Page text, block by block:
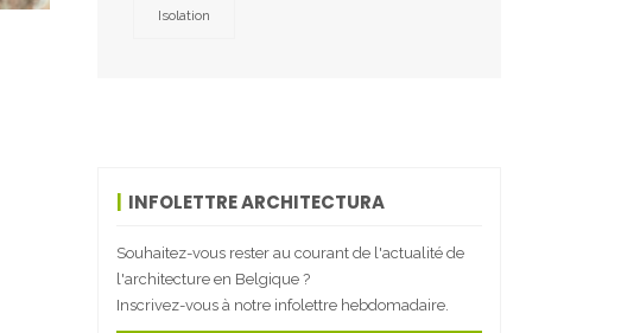
Isolation
INFOLETTRE ARCHITECTURA
Souhaitez-vous rester au courant de l'actualité de
l'architecture en Belgique ?
Inscrivez-vous à notre infolettre hebdomadaire.